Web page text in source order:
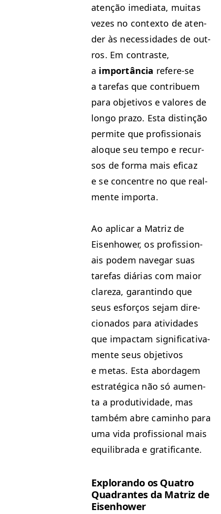
atenção ime­di­a­ta, muitas
vezes no con­tex­to de aten­
der às neces­si­dades de out­
ros. Em con­traste,
a importân­cia ref­ere-se
a tare­fas que con­tribuem
para obje­tivos e val­ores de
lon­go pra­zo. Esta dis­tinção
per­mite que profis­sion­ais
aloque seu tem­po e recur­
sos de for­ma mais efi­caz
e se con­cen­tre no que real­
mente importa.
Ao aplicar a Matriz de
Eisen­how­er, os profis­sion­
ais podem nave­g­ar suas
tare­fas diárias com maior
clareza, garan­ti­n­do que
seus esforços sejam dire­
ciona­dos para ativi­dades
que impactam sig­ni­fica­ti­va­
mente seus obje­tivos
e metas. Esta abor­dagem
estratég­i­ca não só aumen­
ta a pro­du­tivi­dade, mas
tam­bém abre cam­in­ho para
uma vida profis­sion­al mais
equi­li­bra­da e gratificante.
Explo­ran­do os Qua­tro
Quad­rantes da Matriz de
Eisenhower